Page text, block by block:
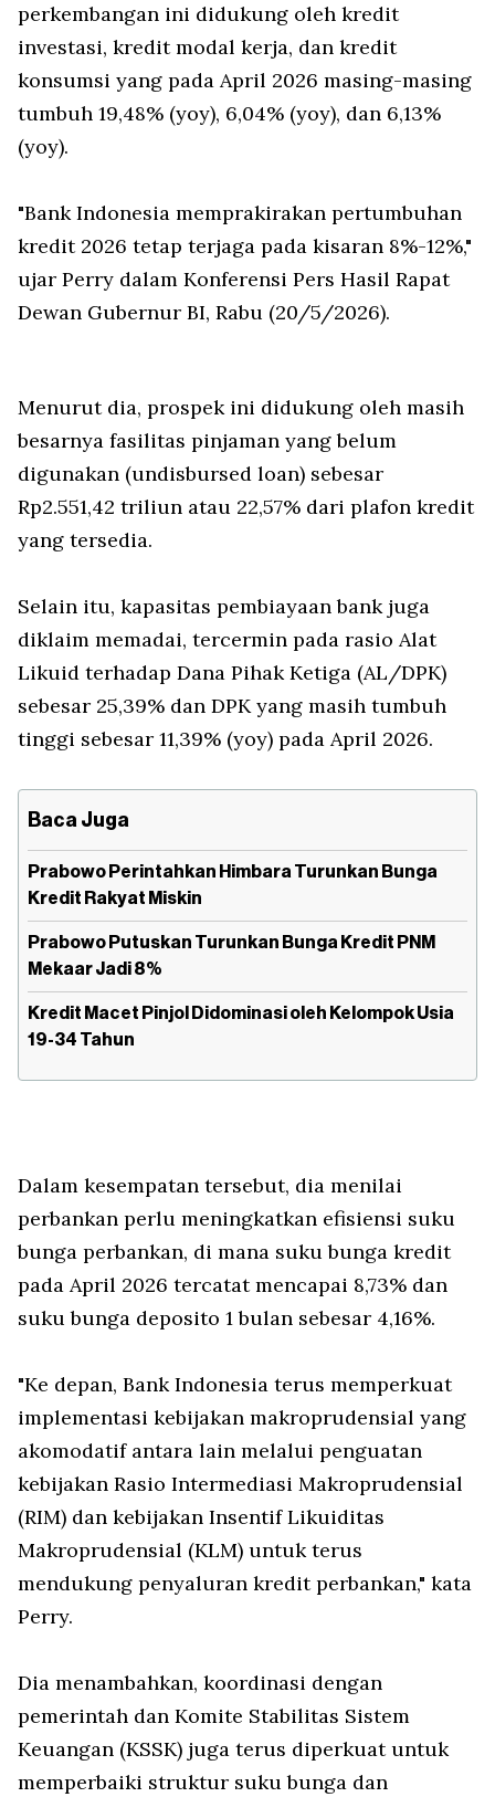
perkembangan ini didukung oleh kredit
investasi, kredit modal kerja, dan kredit
konsumsi yang pada April 2026 masing-masing
tumbuh 19,48% (yoy), 6,04% (yoy), dan 6,13%
(yoy).
"Bank Indonesia memprakirakan pertumbuhan
kredit 2026 tetap terjaga pada kisaran 8%-12%,"
ujar Perry dalam Konferensi Pers Hasil Rapat
Dewan Gubernur BI, Rabu (20/5/2026).
Menurut dia, prospek ini didukung oleh masih
besarnya fasilitas pinjaman yang belum
digunakan (undisbursed loan) sebesar
Rp2.551,42 triliun atau 22,57% dari plafon kredit
yang tersedia.
Selain itu, kapasitas pembiayaan bank juga
diklaim memadai, tercermin pada rasio Alat
Likuid terhadap Dana Pihak Ketiga (AL/DPK)
sebesar 25,39% dan DPK yang masih tumbuh
tinggi sebesar 11,39% (yoy) pada April 2026.
Baca Juga
Prabowo Perintahkan Himbara Turunkan Bunga
Kredit Rakyat Miskin
Prabowo Putuskan Turunkan Bunga Kredit PNM
Mekaar Jadi 8%
Kredit Macet Pinjol Didominasi oleh Kelompok Usia
19-34 Tahun
Dalam kesempatan tersebut, dia menilai
perbankan perlu meningkatkan efisiensi suku
bunga perbankan, di mana suku bunga kredit
pada April 2026 tercatat mencapai 8,73% dan
suku bunga deposito 1 bulan sebesar 4,16%.
"Ke depan, Bank Indonesia terus memperkuat
implementasi kebijakan makroprudensial yang
akomodatif antara lain melalui penguatan
kebijakan Rasio Intermediasi Makroprudensial
(RIM) dan kebijakan Insentif Likuiditas
Makroprudensial (KLM) untuk terus
mendukung penyaluran kredit perbankan," kata
Perry.
Dia menambahkan, koordinasi dengan
pemerintah dan Komite Stabilitas Sistem
Keuangan (KSSK) juga terus diperkuat untuk
memperbaiki struktur suku bunga dan